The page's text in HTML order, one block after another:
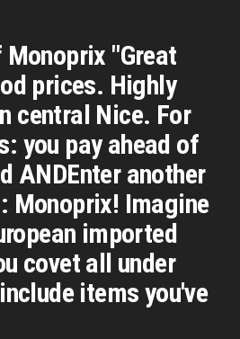
"Great
prices. Highly
central Nice. For
you pay ahead of
ANDEnter another
Monoprix! Imagine
imported
covet all under
items you've